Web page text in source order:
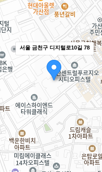
서울 금천구 디지털로10길 78